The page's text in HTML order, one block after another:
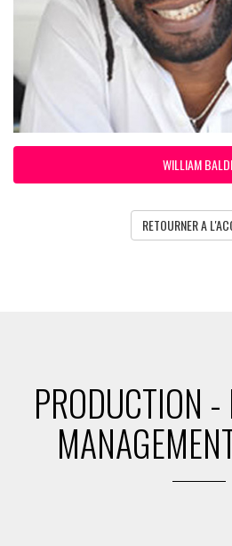
WILLIAM
RETOURNER A
PRODUCTION